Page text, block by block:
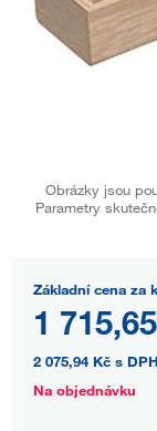
Obrázky jsou
Parametry
Základní cena za
1
2 075,94 Kč s DPH
Na objednávku